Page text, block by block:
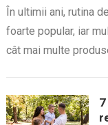
În ultimii ani, rutina
foarte popular, iar
cât mai multe